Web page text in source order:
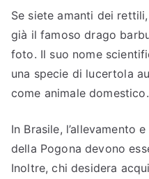
Se siete amanti dei
già il famoso drago
foto. Il suo nome
una specie di lucertola
come animale domestico.
In Brasile, l’allevamento
della Pogona devono
Inoltre, chi desidera